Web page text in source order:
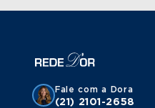
Fale com a Dora
(21) 2101-2658